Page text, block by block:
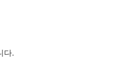
다.